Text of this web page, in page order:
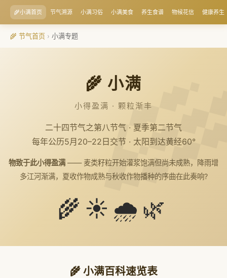
🌾小满首页 节气溯源 小满习俗 小满美食 养生食谱 物候花信 健康养生
🌾 节气首页 › 小满专题
🌾 小满
小得盈满 · 颗粒渐丰
二十四节气之第八节气 · 夏季第二节气
每年公历5月20–22日交节 · 太阳到达黄经60°
物致于此小得盈满—— 麦类籽粒开始灌浆饱满但尚未成熟，降雨增
多江河渐满，夏收作物成熟与秋收作物播种的序曲在此奏响?
🌾☀️🌧️🌿
🌾 小满百科速览表